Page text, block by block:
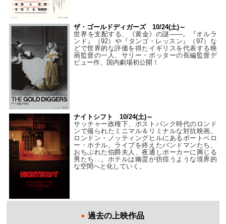
ザ・ゴールドディガーズ 10/24(土)～
世界を支配する、《黄金》の謎――。『オルラ
ンド』（92）や『タンゴ・レッスン』（97）な
どで世界的な評価を得たイギリスを代表する映
画監督の一人、サリー・ポッターの長編監督デ
ビュー作、国内劇場初公開！
ナイトシフト 10/24(土)～
サッチャー政権下、ポストパンク時代のロンド
ンで撮られたミニマル＆リミナルな対抗映画。
ロンドン・ノッティングヒルにあるポートベロ
ー・ホテル。ライブを終えたバンドマンたち、
おちぶれた伯爵夫人、夜通しポーカーに興じる
男たち…。ホテルは幽霊が彷徨うような境界的
な空間へと化していく。
過去の上映作品